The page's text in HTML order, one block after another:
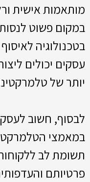
מותאמות אישית
במקום פשוט
בטכנולוגיה
עסקים יכולים
יותר של
לבסוף, חשוב
במאמצי
תשומת לב
פרטיותם